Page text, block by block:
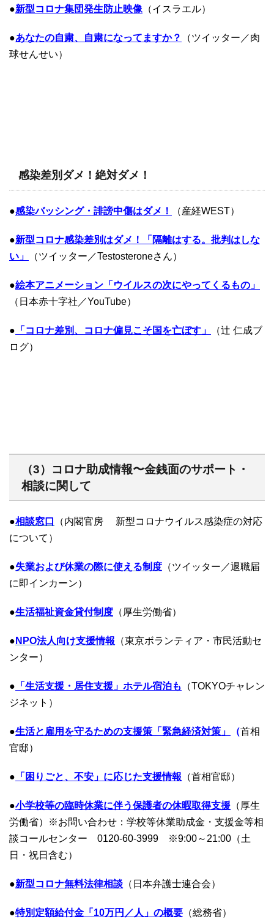
●新型コロナ集団発生防止映像 （イスラエル）
●あなたの自粛、自粛になってますか？
（ツイッター／肉
球せんせい）
感染差別ダメ！絶対ダメ！
●感染バッシング・誹謗中傷はダメ！ （産経WEST）
●新型コロナ感染差別はダメ！「隔離はする。批判はしな
い」
（ツイッター／Testosteroneさん）
●絵本アニメーション「ウイルスの次にやってくるもの」
（日本赤十字社／YouTube）
● 「コロナ差別、コロナ偏見こそ国を亡ぼす」
（辻 仁成ブ
ログ）
（3）コロナ助成情報〜金銭面のサポート・
相談に関して
●相談窓口
（内閣官房 新型コロナウイルス感染症の対応
について）
●失業および休業の際に使える制度 （ツイッター／退職届
に即インカーン）
●生活福祉資金貸付制度 （厚生労働省）
● NPO法人向け支援情報 （東京ボランティア・市民活動セ
ンター）
● 「生活支援・居住支援」ホテル宿泊も
（TOKYOチャレン
ジネット）
●生活と雇用を守るための支援策「緊急経済対策」 （首相
官邸）
● 「困りごと、不安」に応じた支援情報 （首相官邸）
●小学校等の臨時休業に伴う保護者の休暇取得支援 （厚生
労働省）※お問い合わせ：学校等休業助成金・支援金等相
談コールセンター 0120-60-3999 ※9:00～21:00（土
日・祝日含む）
●新型コロナ無料法律相談 （日本弁護士連合会）
●特別定額給付金「10万円／人」の概要 （総務省）